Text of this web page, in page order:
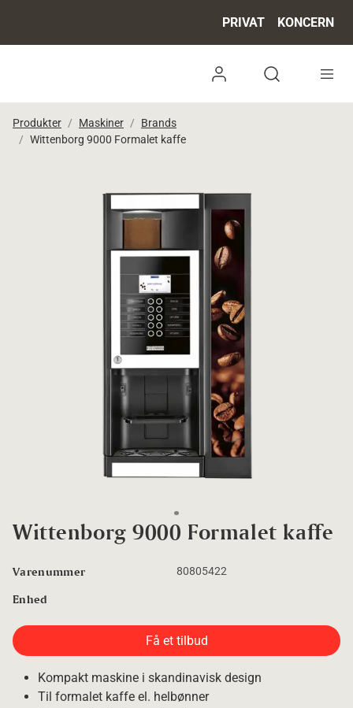
PRIVAT KONCERN
Log ind
Produkter Maskiner
Brands
Wittenborg 9000 Formalet kaffe
Go to slide 1
Wittenborg 9000 Formalet kaffe
Varenummer 80805422
Enhed
Få et tilbud
Kompakt maskine i skandinavisk design
Til formalet kaffe el. helbønner